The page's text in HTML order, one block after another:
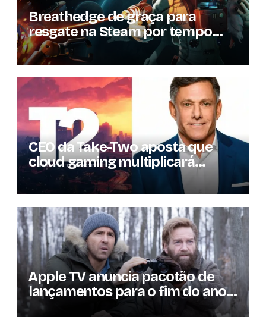
Breathedge de graça para
resgate na Steam por tempo
limitado
CEO da Take-Two aposta que
cloud gaming multiplicará
mercado de jogos por 10 em três
anos
Apple TV anuncia pacotão de
lançamentos para o fim do ano;
conheça as produções